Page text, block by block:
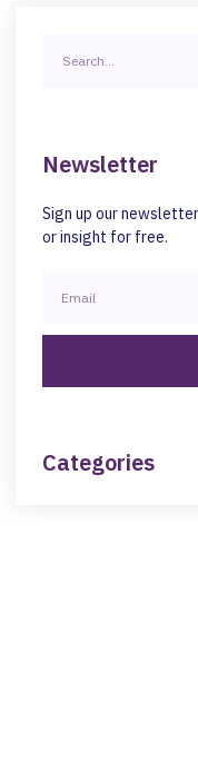
Newsletter
Sign up our
or insight for free.
Categories